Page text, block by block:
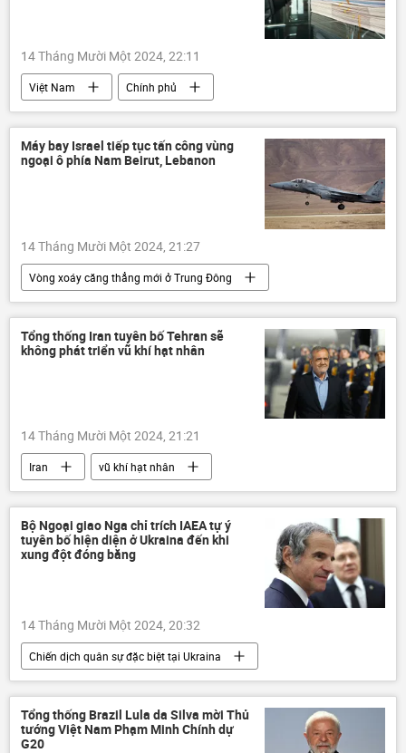
14 Tháng Mười Một 2024, 22:11
Việt Nam
Chính phủ
Phạm Minh Chính
thông tin
Chính trị
Máy bay Israel tiếp tục tấn công vùng
ngoại ô phía Nam Beirut, Lebanon
14 Tháng Mười Một 2024, 21:27
Vòng xoáy căng thẳng mới ở Trung Đông
Israel
Lebanon
xung đột quân sự
Trung Đông
Thế giới
thông tin
Quân sự
tấn công
Tổng thống Iran tuyên bố Tehran sẽ
không phát triển vũ khí hạt nhân
14 Tháng Mười Một 2024, 21:21
Iran
vũ khí hạt nhân
lĩnh vực hạt nhân
Thế giới
thông tin
Quân sự
Tehran
Ali Khamenei
IAEA
Donald Trump
Bộ Ngoại giao Nga chỉ trích IAEA tự ý
tuyên bố hiện diện ở Ukraina đến khi
xung đột đóng băng
14 Tháng Mười Một 2024, 20:32
Chiến dịch quân sự đặc biệt tại Ukraina
Nga
Ukraina
Cuộc khủng hoảng ở Ukraina
xung đột quân sự
IAEA
Tổng thống Brazil Lula da Silva mời Thủ
tướng Việt Nam Phạm Minh Chính dự
G20